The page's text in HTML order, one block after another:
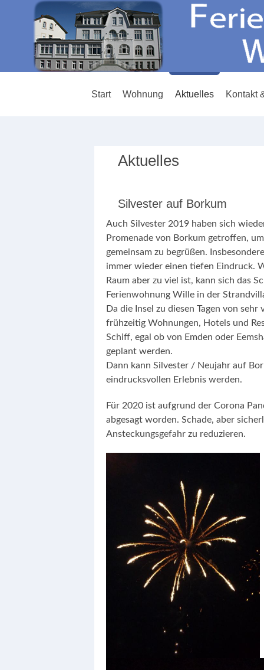
Start Wohnung Aktuelles Kontakt
Aktuelles
Silvester auf Borkum
Auch Silvester 2019 haben sich
Promenade von Borkum getroffen,
gemeinsam zu begrüßen.
immer wieder einen tiefen Eindruck.
Raum aber zu viel ist, kann sich das
Ferienwohnung Wille in der
Da die Insel zu diesen Tagen von
frühzeitig Wohnungen, Hotels und
Schiff, egal ob von Emden oder
geplant werden.
Dann kann Silvester / Neujahr auf
eindrucksvollen Erlebnis werden.
Für 2020 ist aufgrund der Corona
abgesagt worden. Schade, aber
Ansteckungsgefahr zu reduzieren.